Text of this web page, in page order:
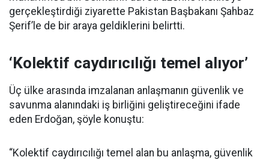
gerçekleştirdiği ziyarette Pakistan Başbakanı Şahbaz
Şerif’le de bir araya geldiklerini belirtti.
‘Kolektif caydırıcılığı temel alıyor’
Üç ülke arasında imzalanan anlaşmanın güvenlik ve
savunma alanındaki iş birliğini geliştireceğini ifade
eden Erdoğan, şöyle konuştu:
“Kolektif caydırıcılığı temel alan bu anlaşma, güvenlik